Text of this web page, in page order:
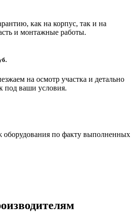
как на корпус, так и на
и монтажные работы.
на осмотр участка и детально
под ваши условия.
оборудования по факту выполненных